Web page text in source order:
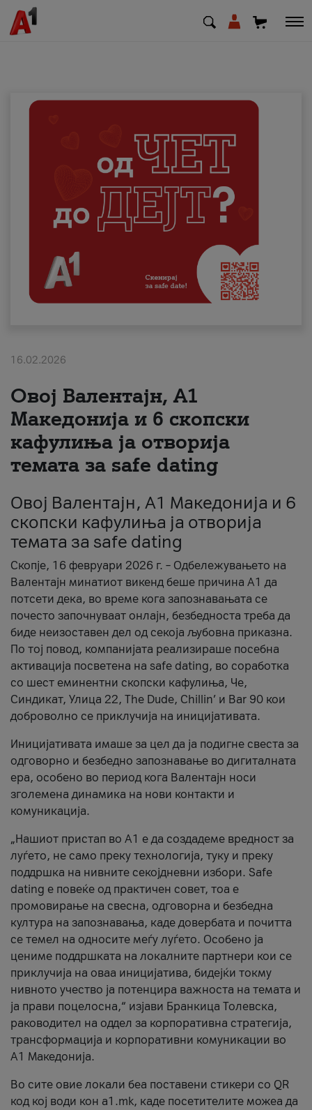
Деловни
Поддршка
Надополни кредит
Плати сметка
#ПодобарОнлајн
16.02.2026
Овој Валентајн, A1
Македонија и 6 скопски
кафулиња ја отворија
темата за safe dating
Овој Валентајн, A1 Македонија и 6
скопски кафулиња ја отворија
темата за safe dating
Скопје, 16 февруари 2026 г. – Одбележувањето на
Валентајн минатиот викенд беше причина А1 да
потсети дека, во време кога запознавањата се
почесто започнуваат онлајн, безбедноста треба да
биде неизоставен дел од секоја љубовна приказна.
По тој повод, компанијата реализираше посебна
активација посветена на safe dating, во соработка
со шест еминентни скопски кафулиња, Че,
Синдикат, Улица 22, The Dude, Chillin’ и Bar 90 кои
доброволно се приклучија на иницијативата.
Иницијативата имаше за цел да ја подигне свеста за
одговорно и безбедно запознавање во дигиталната
ера, особено во период кога Валентајн носи
зголемена динамика на нови контакти и
комуникација.
„Нашиот пристап во А1 е да создадеме вредност за
луѓето, не само преку технологија, туку и преку
поддршка на нивните секојдневни избори. Safe
dating е повеќе од практичен совет, тоа е
промовирање на свесна, одговорна и безбедна
култура на запознавања, каде довербата и почитта
се темел на односите меѓу луѓето. Особено ја
цениме поддршката на локалните партнери кои се
приклучија на оваа иницијатива, бидејќи токму
нивното учество ја потенцира важноста на темата и
ја прави поцелосна,“ изјави Бранкица Толевска,
раководител на оддел за корпоративна стратегија,
трансформација и корпоративни комуникации во
А1 Македонија.
Во сите овие локали беа поставени стикери со QR
код кој води кон a1.mk, каде посетителите можеа да